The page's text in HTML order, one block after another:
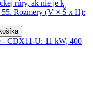
rúry, ak nie je k
55. Rozmery (V × Š x H):